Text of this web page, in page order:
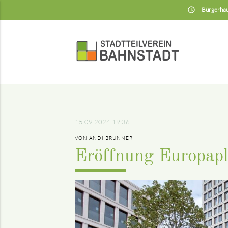
insert_schedule
15.09.2024 19:36
VON ANDI BRUNNER
Eröffnung